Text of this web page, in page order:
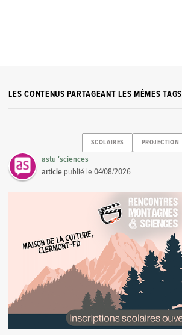
LES CONTENUS PARTAGEANT LES MÊMES TAGS
SCOLAIRES PROJECTION
astu 'sciences
article publié le04/08/2026